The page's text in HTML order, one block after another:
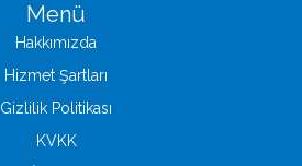
Menü
Hakkımızda
Hizmet Şartları
Gizlilik Politikası
KVKK